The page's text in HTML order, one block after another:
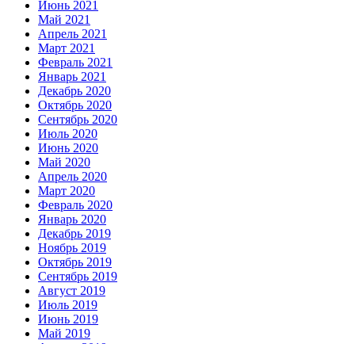
Июнь 2021
Май 2021
Апрель 2021
Март 2021
Февраль 2021
Январь 2021
Декабрь 2020
Октябрь 2020
Сентябрь 2020
Июль 2020
Июнь 2020
Май 2020
Апрель 2020
Март 2020
Февраль 2020
Январь 2020
Декабрь 2019
Ноябрь 2019
Октябрь 2019
Сентябрь 2019
Август 2019
Июль 2019
Июнь 2019
Май 2019